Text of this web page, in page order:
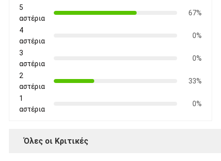
5
αστέρια
67%
4
αστέρια
0%
3
αστέρια
0%
2
αστέρια
33%
1
αστέρια
0%
Όλες οι Κριτικές